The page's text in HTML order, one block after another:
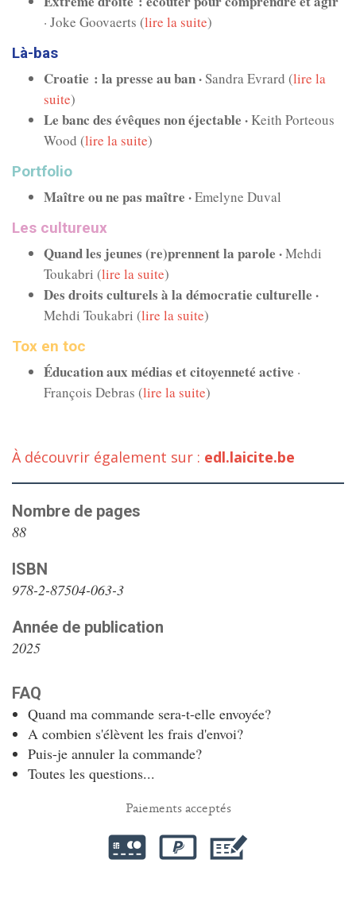
· Joke Goovaerts (lire la suite)
Là-bas
Croatie : la presse au ban ·Sandra Evrard (lire la
suite)
Le banc des évêques non éjectable ·Keith Porteous
Wood (lire la suite)
Portfolio
Maître ou ne pas maître ·Emelyne Duval
Les cultureux
Quand les jeunes (re)prennent la parole ·Mehdi
Toukabri (lire la suite)
Des droits culturels à la démocratie culturelle ·
Mehdi Toukabri (lire la suite)
Tox en toc
Éducation aux médias et citoyenneté active ·
François Debras (lire la suite)
À découvrir également sur : edl.laicite.be
Nombre de pages
88
ISBN
978-2-87504-063-3
Année de publication
2025
FAQ
Quand ma commande sera-t-elle envoyée?
A combien s'élèvent les frais d'envoi?
Puis-je annuler la commande?
Toutes les questions...
Paiements acceptés